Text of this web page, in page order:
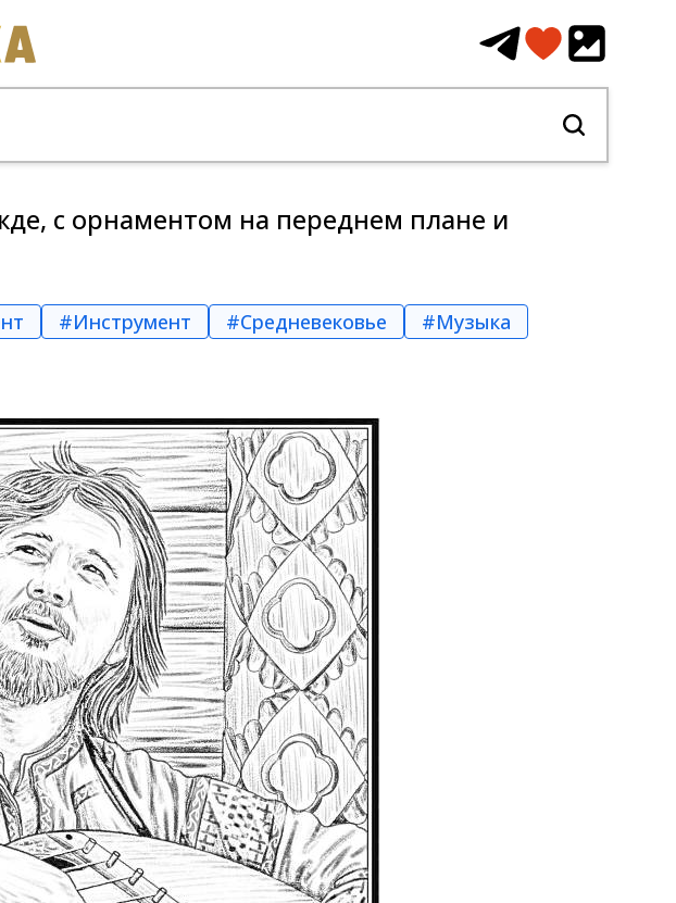
с орнаментом на переднем плане и
#Инструмент #Средневековье
#Музыка